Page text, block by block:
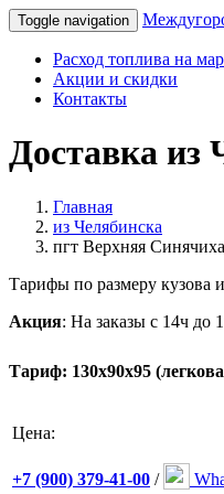
Toggle navigation
Расход топлива на
Акции и скидки
Контакты
Доставка из
Главная
из Челябинска
пгт Верхняя Синячиха
Тарифы по размеру кузова
Акция: На заказы с 14ч до
Тариф: 130х90х95
Цена:
+7 (900) 379-41-00 /